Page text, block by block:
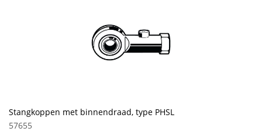
Stangkoppen met binnendraad, type PHSL
57655